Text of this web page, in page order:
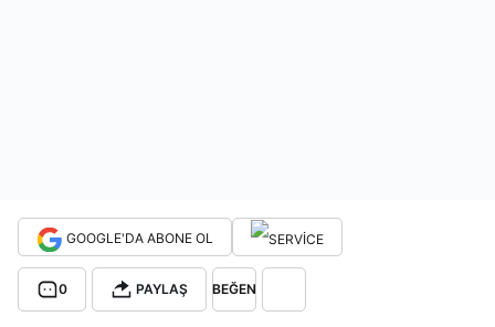
GOOGLE'DA ABONE OL
0 PAYLAŞ BEĞEN
İşle
mler